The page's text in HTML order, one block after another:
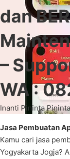
dan
–
WA :
Inanti Pininta Pininta
Jasa Pembuatan
Kamu cari jasa
Yogyakarta Jogja?